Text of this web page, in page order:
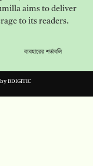
aims to deliver
to its readers.
ব্যবহারের শর্তাবলি
byBDIGITIC